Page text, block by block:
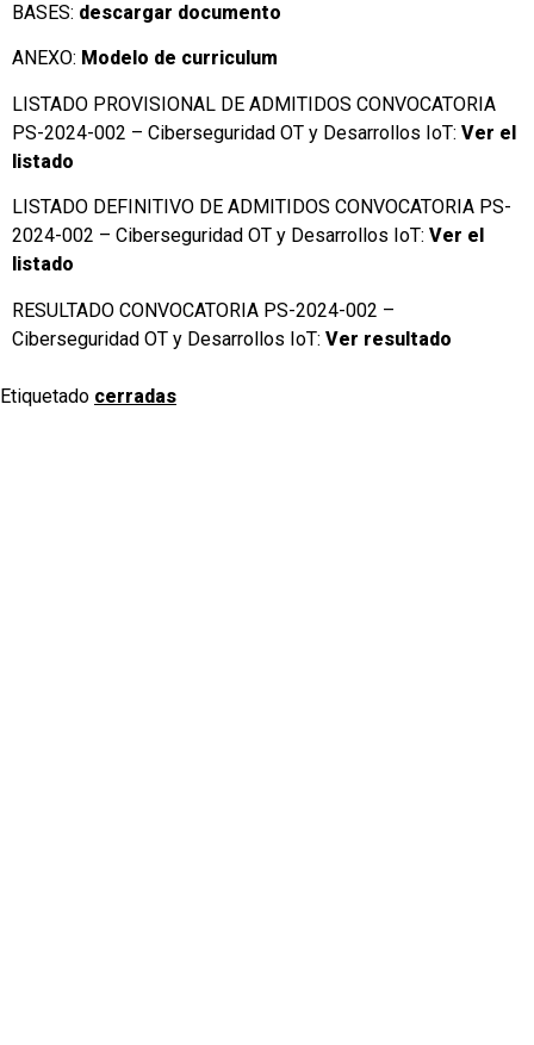
BASES: descargar documento
ANEXO: Modelo de curriculum
LISTADO PROVISIONAL DE ADMITIDOS CONVOCATORIA
PS-2024-002 – Ciberseguridad OT y Desarrollos IoT: Ver el
listado
LISTADO DEFINITIVO DE ADMITIDOS CONVOCATORIA PS-
2024-002 – Ciberseguridad OT y Desarrollos IoT: Ver el
listado
RESULTADO CONVOCATORIA PS-2024-002 –
Ciberseguridad OT y Desarrollos IoT: Ver resultado
Etiquetado cerradas